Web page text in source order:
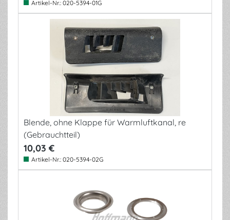
Artikel-Nr.: 020-5394-01G
Blende, ohne Klappe für Warmluftkanal, re
(Gebrauchtteil)
10,03 €
Artikel-Nr.: 020-5394-02G